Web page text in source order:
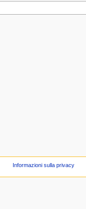
Informazioni sulla privacy